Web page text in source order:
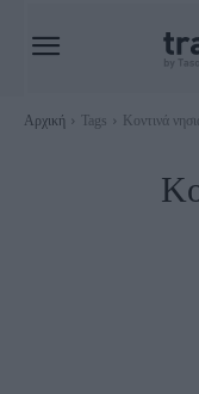
Αρχική Tags Κοντινά